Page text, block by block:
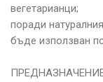
вегетарианци;
поради
бъде използван